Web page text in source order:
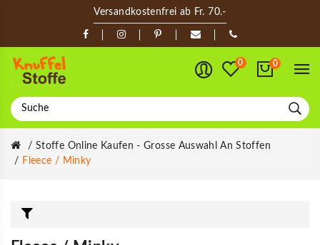
Versandkostenfrei ab Fr. 70.-
0 0
Stoffe Online Kaufen - Grosse Auswahl An Stoffen
Fleece / Minky